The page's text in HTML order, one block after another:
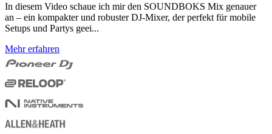
In diesem Video schaue ich mir den SOUNDBOKS Mix genauer
an – ein kompakter und robuster DJ-Mixer, der perfekt für mobile
Setups und Partys geei...
Mehr erfahren